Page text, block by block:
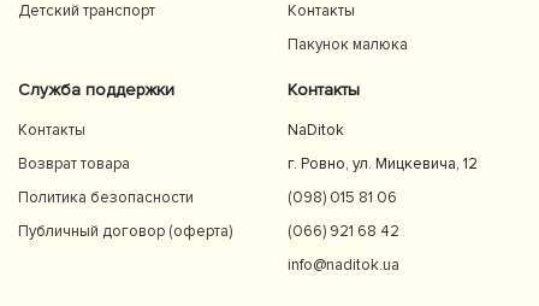
Детский транспорт
Контакты
Пакунок малюка
Служба поддержки
Контакты
Возврат товара
Политика безопасности
Публичный договор (оферта)
Контакты
NaDitok
г. Ровно, ул. Мицкевича, 12
(098) 015 81 06
(066) 921 68 42
info@naditok.ua